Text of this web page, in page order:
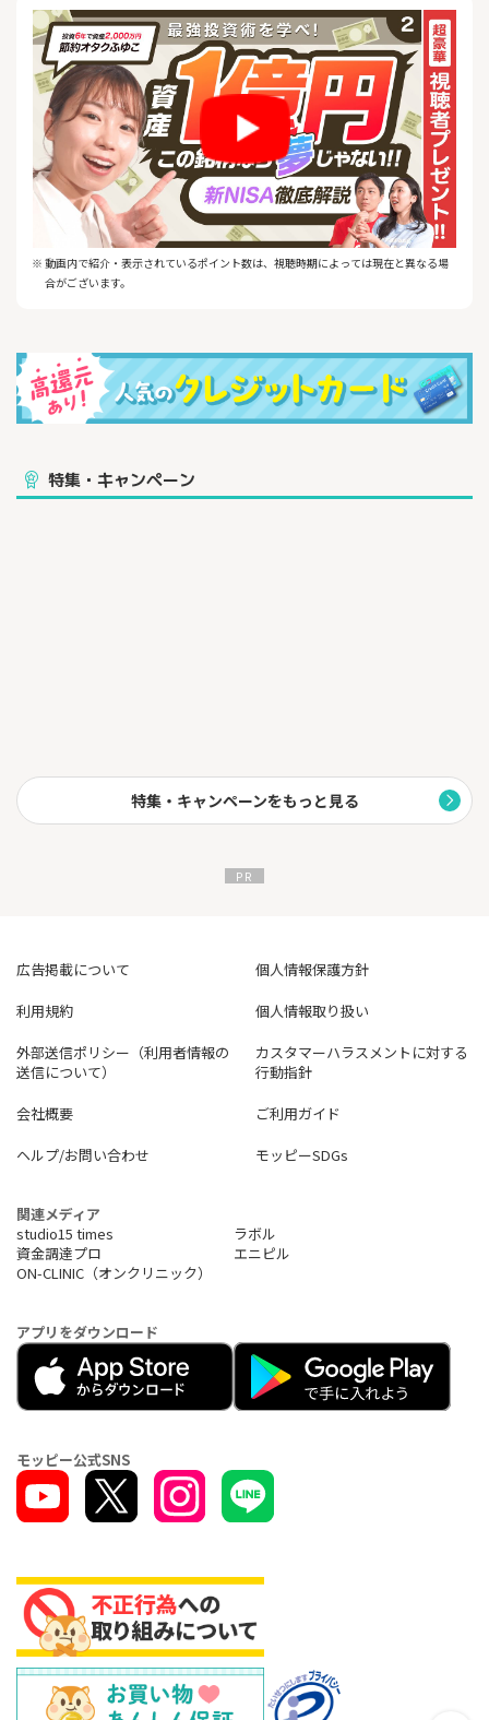
～Oliveフレキシブルペイ ゴールドで、ポイントも特典もグレード
アップ！～
「おトクで、ステータス感もある！」 Oliveフレキシブルペイゴー
ルドは、
日々のお買い物でポイントがザクザク貯まるだけでなく、豪華な
特典も満載！
対象のコンビニ・飲食店でのスマホのタッチ決済またはモバイル
オーダーで、最大20％ポイント還元！
三井住友カード（NL）の最大7％ポイント還元に加えて、
Oliveフレキシブルペイ ゴールドならさらにおトクにポイントを貯
めるチャンス！
【おトクな情報をいくつかご紹介！】
1. Oliveフレキシブルペイ ゴールドの特別な特典！
・空港ラウンジ利用可能で、旅行や出張を快適に！
2. ポイントが貯まりやすい！
以下の対象店舗で、スマホのタッチ決済を利用するだけで8％ポイ
・セブン-イレブン
・ローソン
3.1枚で5つの役割をカバー
Oliveフレキシブルペイは1枚で以下の5つの機能を持ちます：
な魅力です。
【今すぐ始めよう！】
く、豪華な特典と利便性を兼ね備えています。
三井住友カード ゴールド（NL）では得られないメリットを体験し
公式サイトをチェックして、新しいライフスタイルを始めましょ
※ 動画内で紹介・表示されているポイント数は、視聴時期によっては現在と異なる場
合がございます。
特集・キャンペーン
特集・キャンペーンをもっと見る
広告掲載について
個人情報保護方針
利用規約
個人情報取り扱い
外部送信ポリシー（利用者情報の
送信について）
カスタマーハラスメントに対する
行動指針
会社概要
ご利用ガイド
ヘルプ/お問い合わせ
モッピーSDGs
関連メディア
studio15 times
ラボル
資金調達プロ
エニピル
ON-CLINIC（オンクリニック）
アプリをダウンロード
モッピー公式SNS